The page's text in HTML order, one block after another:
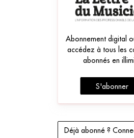
Abonnement digital
accédez à tous les
abonnés en
S'abonner
Déjà abonné ?